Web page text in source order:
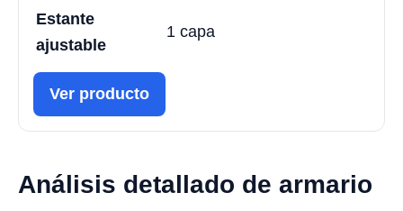
Estante
ajustable
1 capa
Ver producto
Análisis detallado de armario